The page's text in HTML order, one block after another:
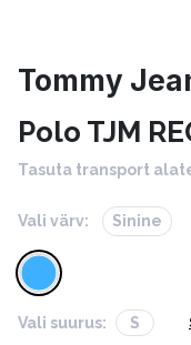
Tommy
Polo TJM
Tasuta transport
Vali värv: Sinine
Vali suurus: S